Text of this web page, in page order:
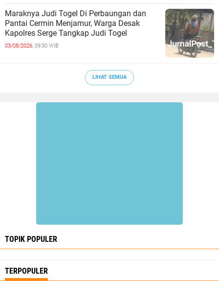
Maraknya Judi Togel Di Perbaungan dan
Pantai Cermin Menjamur, Warga Desak
Kapolres Serge Tangkap Judi Togel
03/08/2026, 09:30 WIB
LIHAT SEMUA
TOPIK POPULER
TERPOPULER